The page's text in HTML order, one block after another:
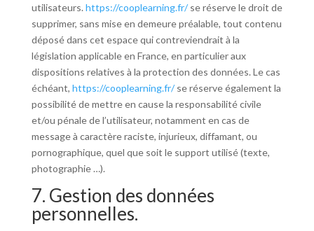
utilisateurs. https://cooplearning.fr/se réserve le droit de
supprimer, sans mise en demeure préalable, tout contenu
déposé dans cet espace qui contreviendrait à la
législation applicable en France, en particulier aux
dispositions relatives à la protection des données. Le cas
échéant, https://cooplearning.fr/se réserve également la
possibilité de mettre en cause la responsabilité civile
et/ou pénale de l’utilisateur, notamment en cas de
message à caractère raciste, injurieux, diffamant, ou
pornographique, quel que soit le support utilisé (texte,
photographie …).
7. Gestion des données
personnelles.